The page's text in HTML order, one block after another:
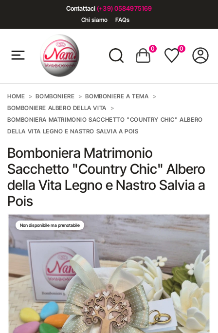
Contattaci (+39) 0584975169
Chi siamo FAQs
0 0
HOME BOMBONIERE
BOMBONIERE A TEMA
BOMBONIERE ALBERO DELLA VITA
BOMBONIERA MATRIMONIO SACCHETTO "COUNTRY CHIC" ALBERO
DELLA VITA LEGNO E NASTRO SALVIA A POIS
Bomboniera Matrimonio
Sacchetto "Country Chic" Albero
della Vita Legno e Nastro Salvia a
Pois
Non disponibile ma prenotabile